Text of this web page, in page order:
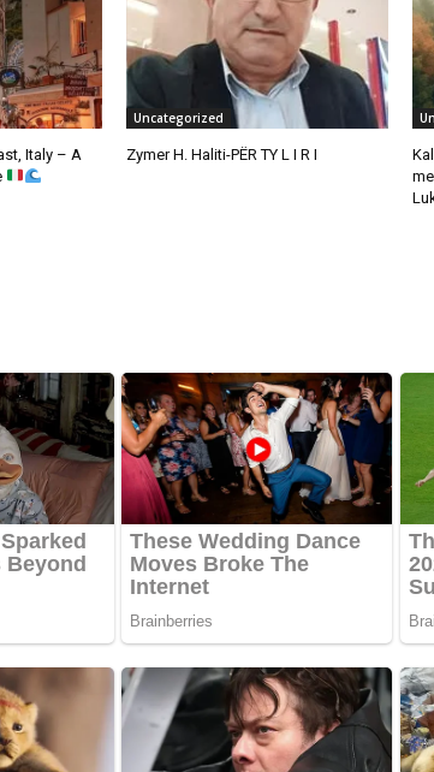
Italy – A
Uncategorized
Zymer H. Haliti-PËR TY L I R I